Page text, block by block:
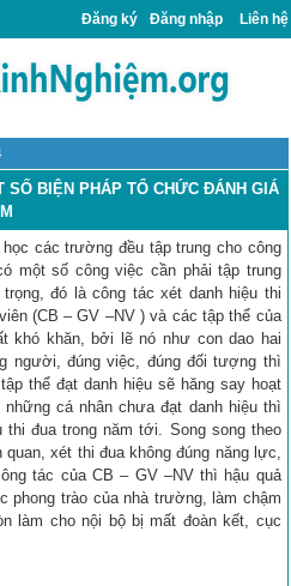
Đăng ký Đăng nhập Liên hệ
SỐ BIỆN PHÁP TỔ CHỨC ĐÁNH GIÁ
các trường đều tập trung cho công
một số công việc cần phải tập trung
đó là công tác xét danh hiệu thi
(CB – GV –NV ) và các tập thể của
khó khăn, bởi lẽ nó như con dao hai
người, đúng việc, đúng đối tượng thì
thể đạt danh hiệu sẽ hăng say hoạt
cá nhân chưa đạt danh hiệu thì
đua trong năm tới. Song song theo
xét thi đua không đúng năng lực,
tác của CB – GV –NV thì hậu quả
phong trào của nhà trường, làm chậm
làm cho nội bộ bị mất đoàn kết, cục